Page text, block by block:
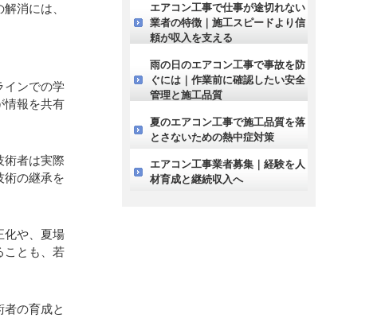
消には、
インでの学
情報を共有
術者は実際
術の継承を
化や、夏場
ことも、若
の育成と
エアコン工事で仕事が途切れない
業者の特徴｜施工スピードより信
頼が収入を支える
雨の日のエアコン工事で事故を防
ぐには｜作業前に確認したい安全
管理と施工品質
夏のエアコン工事で施工品質を落
とさないための熱中症対策
エアコン工事業者募集｜経験を人
材育成と継続収入へ